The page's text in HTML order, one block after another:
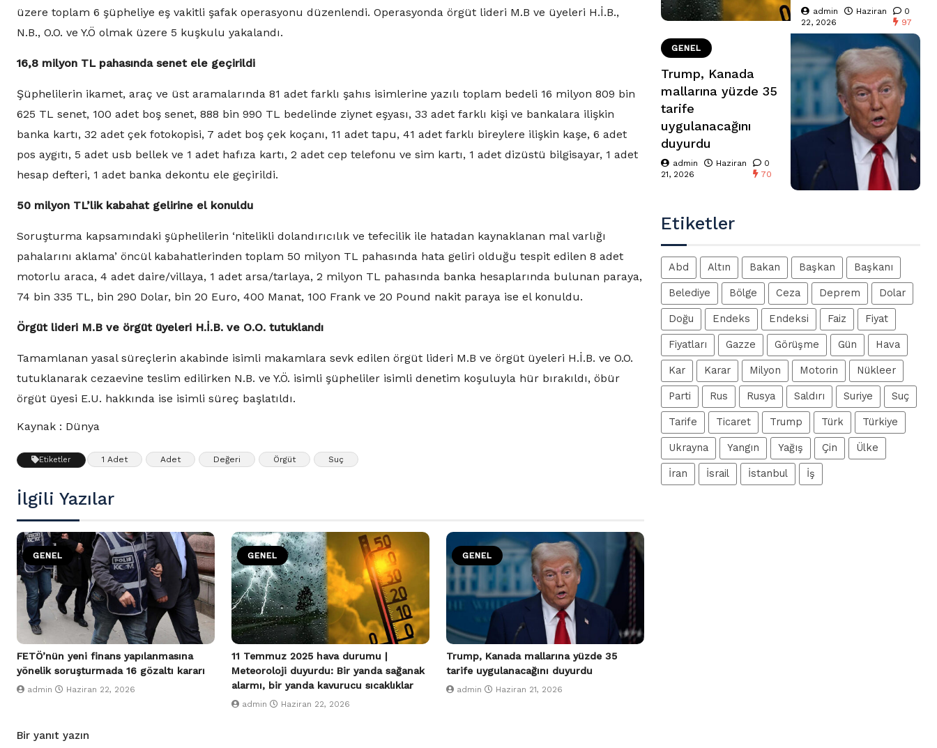
üzere toplam 6 şüpheliye eş vakitli şafak operasyonu düzenlendi. Operasyonda örgüt lideri M.B ve üyeleri H.İ.B.,
N.B., O.O. ve Y.Ö olmak üzere 5 kuşkulu yakalandı.
16,8 milyon TL pahasında senet ele geçirildi
Şüphelilerin ikamet, araç ve üst aramalarında 81 adet farklı şahıs isimlerine yazılı toplam bedeli 16 milyon 809 bin
625 TL senet, 100 adet boş senet, 888 bin 990 TL bedelinde ziynet eşyası, 33 adet farklı kişi ve bankalara ilişkin
banka kartı, 32 adet çek fotokopisi, 7 adet boş çek koçanı, 11 adet tapu, 41 adet farklı bireylere ilişkin kaşe, 6 adet
pos aygıtı, 5 adet usb bellek ve 1 adet hafıza kartı, 2 adet cep telefonu ve sim kartı, 1 adet dizüstü bilgisayar, 1 adet
hesap defteri, 1 adet banka dekontu ele geçirildi.
50 milyon TL’lik kabahat gelirine el konuldu
Soruşturma kapsamındaki şüphelilerin ‘nitelikli dolandırıcılık ve tefecilik ile hatadan kaynaklanan mal varlığı
pahalarını aklama’ öncül kabahatlerinden toplam 50 milyon TL pahasında hata geliri olduğu tespit edilen 8 adet
motorlu araca, 4 adet daire/villaya, 1 adet arsa/tarlaya, 2 milyon TL pahasında banka hesaplarında bulunan paraya,
74 bin 335 TL, bin 290 Dolar, bin 20 Euro, 400 Manat, 100 Frank ve 20 Pound nakit paraya ise el konuldu.
Örgüt lideri M.B ve örgüt üyeleri H.İ.B. ve O.O. tutuklandı
Tamamlanan yasal süreçlerin akabinde isimli makamlara sevk edilen örgüt lideri M.B ve örgüt üyeleri H.İ.B. ve O.O.
tutuklanarak cezaevine teslim edilirken N.B. ve Y.Ö. isimli şüpheliler isimli denetim koşuluyla hür bırakıldı, öbür
örgüt üyesi E.U. hakkında ise isimli süreç başlatıldı.
Kaynak : Dünya
Etiketler 1 Adet Adet Değeri Örgüt Suç
İlgili Yazılar
GENEL
FETÖ’nün yeni finans yapılanmasına
yönelik soruşturmada 16 gözaltı kararı
admin Haziran 22, 2026
GENEL
11 Temmuz 2025 hava durumu |
Meteoroloji duyurdu: Bir yanda sağanak
alarmı, bir yanda kavurucu sıcaklıklar
admin Haziran 22, 2026
GENEL
Trump, Kanada mallarına yüzde 35
tarife uygulanacağını duyurdu
admin Haziran 21, 2026
Bir yanıt yazın
admin
Haziran
22, 2026
0
97
GENEL
Trump, Kanada
mallarına yüzde 35
tarife
uygulanacağını
duyurdu
admin
Haziran
21, 2026
0
70
Etiketler
Abd Altın Bakan Başkan Başkanı
Belediye Bölge Ceza Deprem Dolar
Doğu Endeks Endeksi Faiz Fiyat
Fiyatları Gazze Görüşme Gün Hava
Kar Karar Milyon Motorin Nükleer
Parti Rus Rusya Saldırı Suriye Suç
Tarife Ticaret Trump Türk Türkiye
Ukrayna Yangın Yağış Çin Ülke
İran İsrail İstanbul İş